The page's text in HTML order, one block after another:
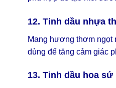
12. Tinh dầu nhựa
Mang hương thơm
dùng để tăng cảm giác
13. Tinh dầu hoa sứ